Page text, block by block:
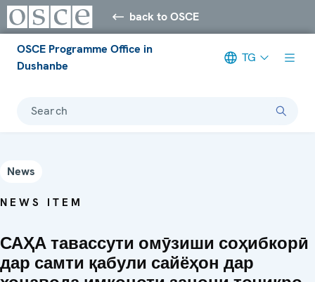
back to OSCE
OSCE Programme Office in
Dushanbe
TG
Search
News
NEWS ITEM
САҲА тавассути омӯзиши соҳибкорӣ
дар самти қабули сайёҳон дар